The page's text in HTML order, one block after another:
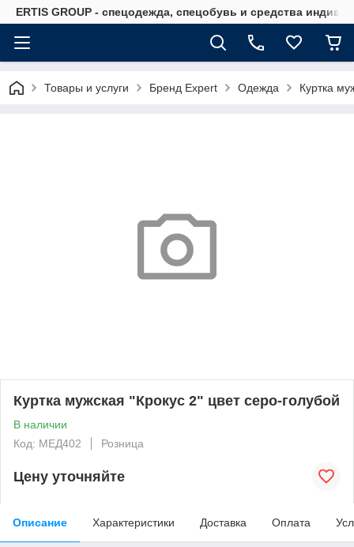
ERTIS GROUP - спецодежда, спецобувь и средства
Товары и услуги Бренд Expert Одежда Куртка
Куртка мужская "Крокус 2" цвет серо-голубой
В наличии
Код: МЕД402
Розница
Цену уточняйте
Описание Характеристики Доставка Оплата